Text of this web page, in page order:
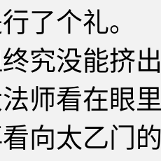
了个礼。
没能挤出
看在眼里
太乙门的